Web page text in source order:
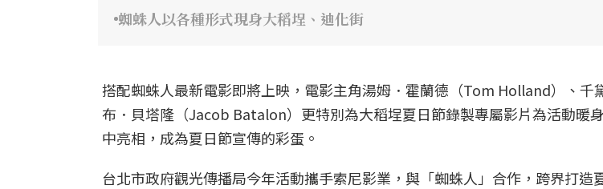
蜘蛛人以各種形式現身大稻埕、迪化街
搭配蜘蛛人最新電影即將上映，電影主角湯姆．霍蘭德（Tom Holland）、千
布．貝塔隆（Jacob Batalon）更特別為大稻埕夏日節錄製專屬影片為活動暖
中亮相，成為夏日節宣傳的彩蛋。
台北市政府觀光傳播局今年活動攜手索尼影業，與「蜘蛛人」合作，跨界打造